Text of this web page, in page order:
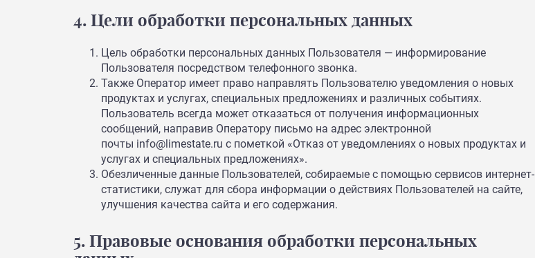
4. Цели обработки персональных данных
Цель обработки персональных данных Пользователя — информирование
Пользователя посредством телефонного звонка.
Также Оператор имеет право направлять Пользователю уведомления о новых
продуктах и услугах, специальных предложениях и различных событиях.
Пользователь всегда может отказаться от получения информационных
сообщений, направив Оператору письмо на адрес электронной
почты info@limestate.ru с пометкой «Отказ от уведомлениях о новых продуктах и
услугах и специальных предложениях».
Обезличенные данные Пользователей, собираемые с помощью сервисов интернет-
статистики, служат для сбора информации о действиях Пользователей на сайте,
улучшения качества сайта и его содержания.
5. Правовые основания обработки персональных